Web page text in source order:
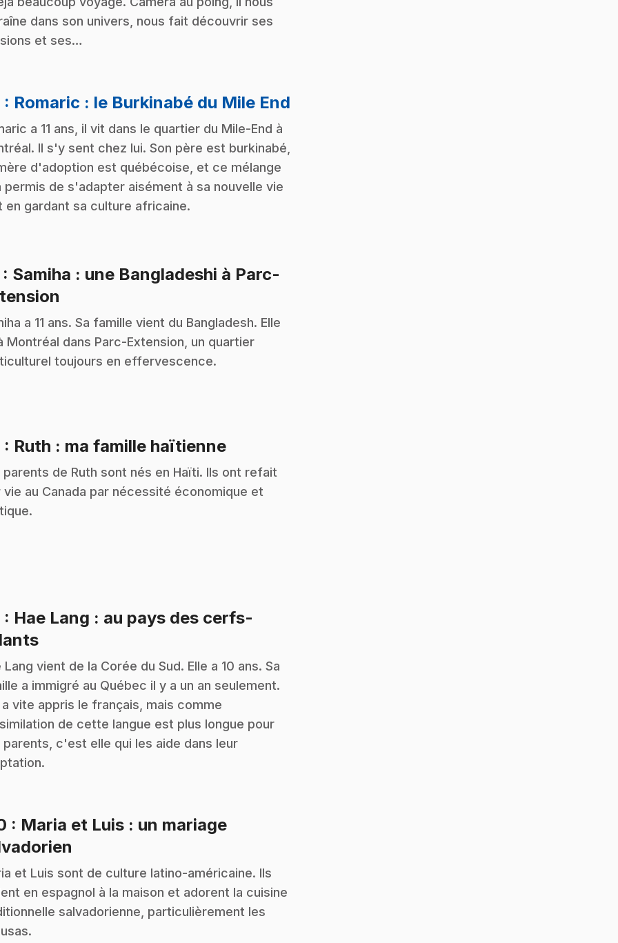
dans son univers, nous fait découvrir ses
et ses…
: Romaric : le Burkinabé du Mile End
a 11 ans, il vit dans le quartier du Mile-End à
Il s'y sent chez lui. Son père est burkinabé,
d'adoption est québécoise, et ce mélange
permis de s'adapter aisément à sa nouvelle vie
en gardant sa culture africaine.
: Samiha : une Bangladeshi à Parc-
a 11 ans. Sa famille vient du Bangladesh. Elle
Montréal dans Parc-Extension, un quartier
toujours en effervescence.
: Ruth : ma famille haïtienne.
parents de Ruth sont nés en Haïti. Ils ont refait
vie au Canada par nécessité économique et
: Hae Lang : au pays des cerfs-
.
Lang vient de la Corée du Sud. Elle a 10 ans. Sa
a immigré au Québec il y a un an seulement.
a vite appris le français, mais comme
de cette langue est plus longue pour
parents, c'est elle qui les aide dans leur
: Maria et Luis : un mariage
et Luis sont de culture latino-américaine. Ils
en espagnol à la maison et adorent la cuisine
salvadorienne, particulièrement les